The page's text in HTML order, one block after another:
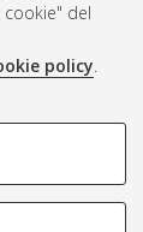
del
policy.
della